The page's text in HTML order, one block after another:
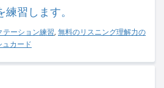
習します。
テーション練習, 無料のリスニング理解力の
ュカード